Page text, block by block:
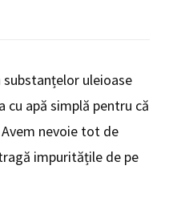
uleioase
cu apă simplă pentru că
nevoie tot de
impuritățile de pe